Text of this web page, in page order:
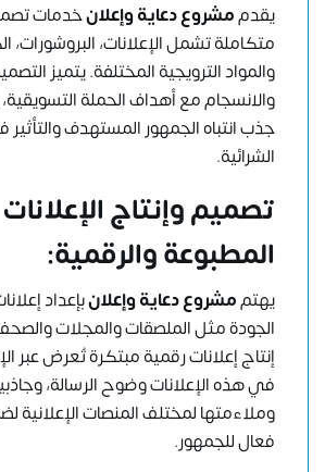
يقدممشروع دعاية وإعلانخدمات
متكاملة تشمل الإعلانات، البروشورات،
والمواد الترويجية المختلفة. يتميز
والانسجام مع أهداف الحملة
جذب انتباه الجمهور المستهدف والتأثير
الشرائية.
تصميم وإنتاج الإعلانات
المطبوعة والرقمية:
يهتممشروع دعاية وإعلانبإعداد
الجودة مثل الملصقات والمجلات
إنتاج إعلانات رقمية مبتكرة تُعرض عبر
في هذه الإعلانات وضوح الرسالة،
وملاءمتها لمختلف المنصات الإعلانية
فعال للجمهور.